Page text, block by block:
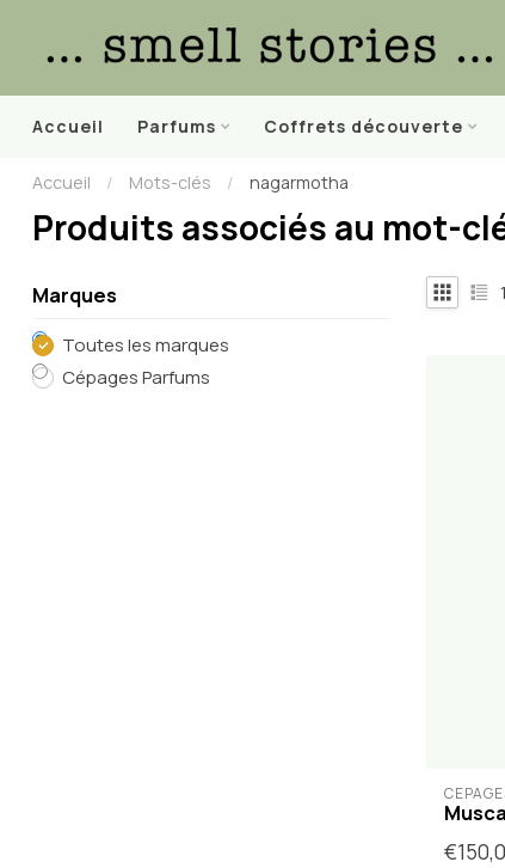
Accueil Parfums Coffrets découverte
Accueil / Mots-clés / nagarmotha
Produits associés au mot-
Marques
Toutes les marques
Cépages Parfums
1